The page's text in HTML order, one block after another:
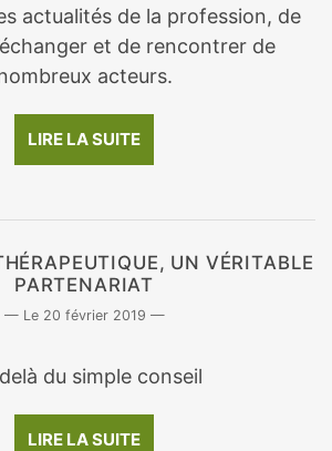
actualités de la profession, de
et de rencontrer de
acteurs.
LIRE LA SUITE
UN VÉRITABLE
PARTENARIAT
20 février 2019
du simple conseil
LIRE LA SUITE